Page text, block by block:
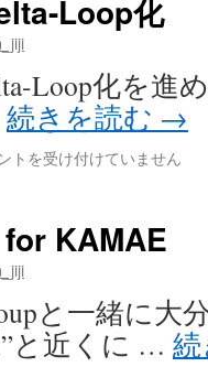
Loop化
Loop化を進
続きを読む →
トを受け付けていません
KAMAE
と一緒に大
と近くに …